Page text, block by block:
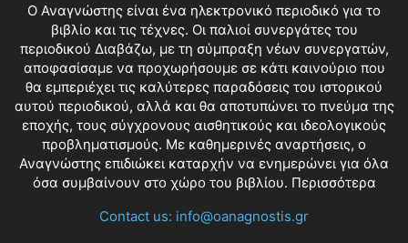
O Αναγνώστης είναι ένα ηλεκτρονικό περιοδικό για το
βιβλίο και τις τέχνες. Οι παλιοί συνεργάτες του
περιοδικού Διαβάζω, με τη σύμπραξη νέων συνεργατών,
αποφασίσαμε να προχωρήσουμε σε κάτι καινούριο που
θα εμπεριέχει τις καλύτερες παραδόσεις του ιστορικού
αυτού περιοδικού, αλλά και θα αποτυπώνει το πνεύμα της
εποχής, τους σύγχρονους αισθητικούς και ιδεολογικούς
προβληματισμούς. Με καθημερινές αναρτήσεις, ο
Αναγνώστης επιδιώκει καταρχήν να ενημερώνει για όλα
όσα συμβαίνουν στο χώρο του βιβλίου. Περισσότερα
Contact us: info@oanagnostis.gr